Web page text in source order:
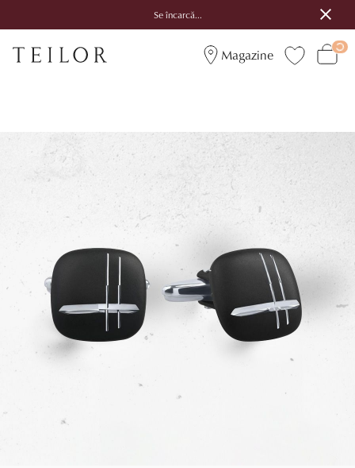
Se încarcă...
Magazine